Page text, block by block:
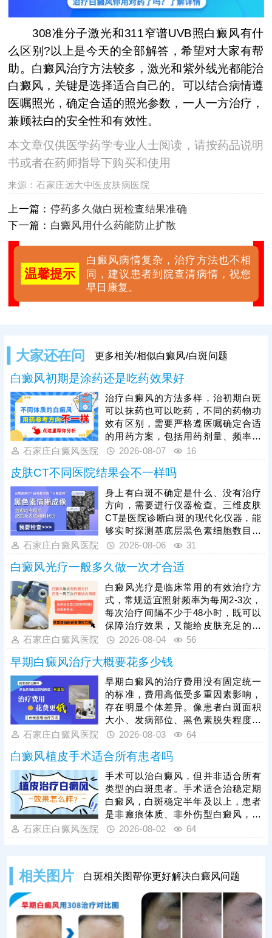
308准分子激光和311窄谱UVB照白癜风有什
么区别?以上是今天的全部解答，希望对大家有帮
助。白癜风治疗方法较多，激光和紫外线光都能治
白癜风，关键是选择适合自己的。可以结合病情遵
医嘱照光，确定合适的照光参数，一人一方治疗，
兼顾祛白的安全性和有效性。
本文章仅供医学药学专业人士阅读，请按药品说明
书或者在药师指导下购买和使用
来源：石家庄远大中医皮肤病医院
上一篇： 停药多久做白斑检查结果准确
下一篇： 白癜风用什么药能防止扩散
温馨提示
白癜风病情复杂，治疗方法也不相
同，建议患者到院查清病情，祝您
早日康复。
大家还在问 更多相关/相似白癜风/白斑问题
白癜风初期是涂药还是吃药效果好
治疗白癜风的方法多样，治初期白斑
可以抹药也可以吃药，不同的药物功
效有区别，需要严格遵医嘱确定合适
的用药方案，包括用药剂量、频率，
使治疗真正生效，令病情循序渐进好
转。同时，白癜风病情复杂，病症顽
固，单一用药治疗见效较慢，临床常
采取药物+照光方式综合治疗，两者同
步进行，增强疗效，提升祛白速度。
石家庄白癜风医院 2026-08-07 16
皮肤CT不同医院结果会不一样吗
身上有白斑不确定是什么、没有治疗
方向，需要进行仪器检查。三维皮肤
CT是医院诊断白斑的现代化仪器，能
够实时探测基底层黑色素细胞数目、
结构、运动轨迹等，为白斑诊断提供
度不一样，检测出来的结果可能存在
细微的差异，建议选择正规医院就
诊。比如石家庄远大中医皮肤病医
院，可提供伍德灯、三维皮肤CT综合
检测，全面分析病情，指导治疗，避
免进入祛白误区。
石家庄白癜风医院 2026-08-06 31
白癜风光疗一般多久做一次才合适
白癜风光疗是临床常用的有效治疗方
式，常规适宜照射频率为每周2-3次，
每次治疗间隔不少于48小时，既可以
保障治疗效果，又能给皮肤充足的修
复时间，具体照射频次、起始剂量和
位、皮肤耐受度及病情分期，严格遵
从医嘱调整，不可自行增减次数或照
光时长。治疗白癜风的光疗方法有很
多，如：308准分子激光、311窄谱
uvb等，患者可根据自身皮损情况选择
合适方案。光疗见效周期较长，需坚
持规律治疗，切勿中途中断。
石家庄白癜风医院 2026-08-04 56
早期白癜风治疗大概要花多少钱
早期白癜风的治疗费用没有固定统一
的标准，费用高低受多重因素影响，
存在明显个体差异。像患者白斑面积
大小、发病部位、黑色素脱失程度不
同，病情轻重不一，治疗难度和周期
不同，产生的费用也会有所区别。同
时，临床治疗方式多样，不同治疗方
法对应的收费标准也各不相同。想要
合理控制开支、避免花费冤枉钱，患
者需摒弃盲目治疗、自行用药的误
区，严格遵从医嘱对症治疗，根据自
身病情定制专属治疗方案，此外，日
常做好护理，能有效辅助病情恢复，
石家庄白癜风医院 2026-08-03 64
白癜风植皮手术适合所有患者吗
手术可以治白癜风，但并非适合所有
类型的白斑患者。手术适合治稳定期
白癜风，白斑稳定半年及以上，患者
是非瘢痕体质、非外伤型白癜风，满
足条件再手术，提升祛白成功率。其
着色均匀，不留疤痕。手术治疗后并
不代表万事大吉，患者还需加强护
理，防治结合，巩固治疗效果。
石家庄白癜风医院 2026-08-02 64
相关图片 白斑相关图帮你更好解决白癜风问题